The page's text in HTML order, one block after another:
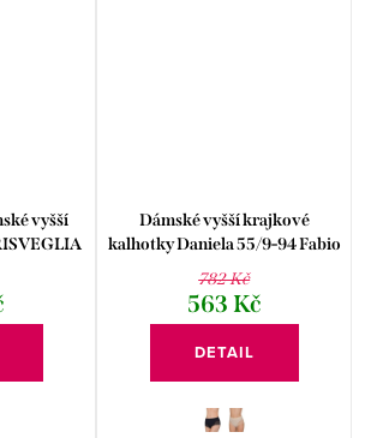
vyšší
Dámské vyšší krajkové
kalhotky Daniela 55/9-94 Fabio
782 Kč
563 Kč
DETAIL